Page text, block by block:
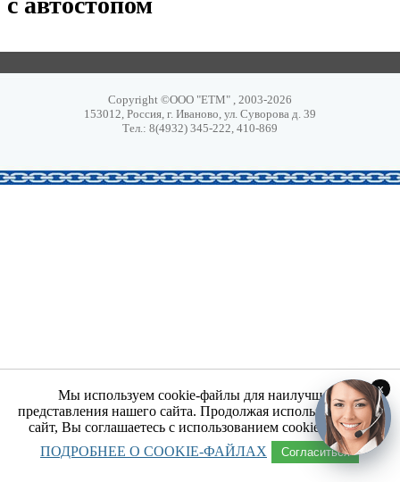
Copyright ©ООО "ЕТМ" , 2003-2026
153012, Россия, г. Иваново, ул. Суворова д. 39
Тел.: 8(4932) 345-222, 410-869
Мы используем cookie-файлы для наилучшего
представления нашего сайта. Продолжая использовать наш
сайт, Вы соглашаетесь с использованием cookie-файлов.
ПОДРОБНЕЕ О COOKIE-ФАЙЛАХ
Согласиться
x